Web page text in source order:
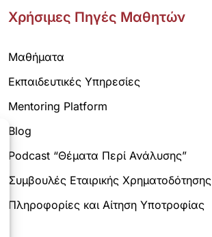
Χρήσιμες Πηγές Μαθητών
Μαθήματα
Εκπαιδευτικές Υπηρεσίες
Mentoring Platform
Blog
Podcast “Θέματα Περί Ανάλυσης”
Συμβουλές Εταιρικής Χρηματοδότησης
Πληροφορίες και Αίτηση Υποτροφίας